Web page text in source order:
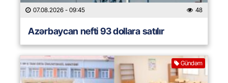
07.08.2026 - 09:45 48
Azərbaycan nefti 93 dollara satılır
Gündəm